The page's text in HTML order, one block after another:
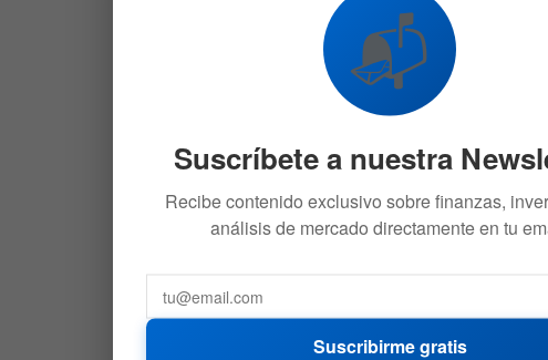
📬
Suscríbete a nuestra
Recibe contenido exclusivo sobre finanzas,
análisis de mercado directamente en tu
Suscribirme gratis